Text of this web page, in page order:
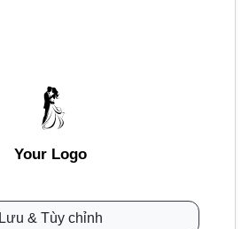
Your Logo
Lưu & Tùy chỉnh